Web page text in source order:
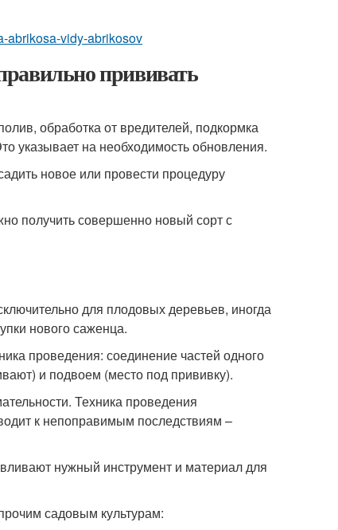
abrikosa-vidy-abrikosov
прививать
обработка от вредителей, подкормка
указывает на необходимость обновления.
новое или провести процедуру
получить совершенно новый сорт с
для плодовых деревьев, иногда
нового саженца.
проведения: соединение частей одного
и подвоем (место под прививку).
Техника проведения
к непоправимым последствиям –
нужный инструмент и материал для
садовым культурам: